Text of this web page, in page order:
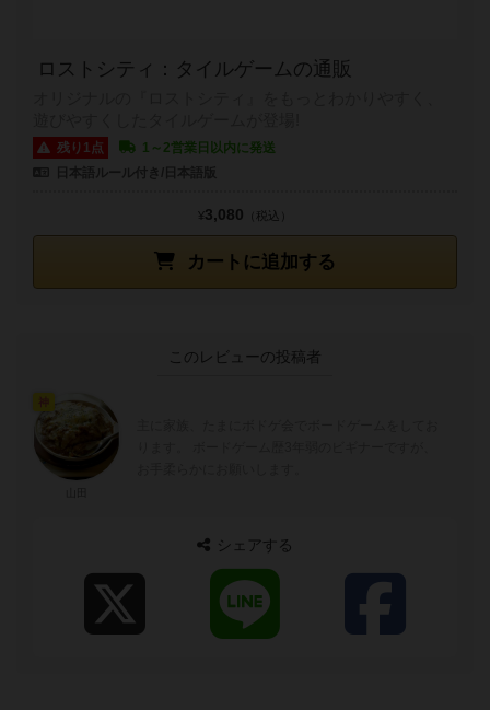
ロストシティ：タイルゲームの通販
残り1点
1～2営業日以内に発送
カートに追加する
¥3,080 （税込）
このレビューの投稿者
シェアする